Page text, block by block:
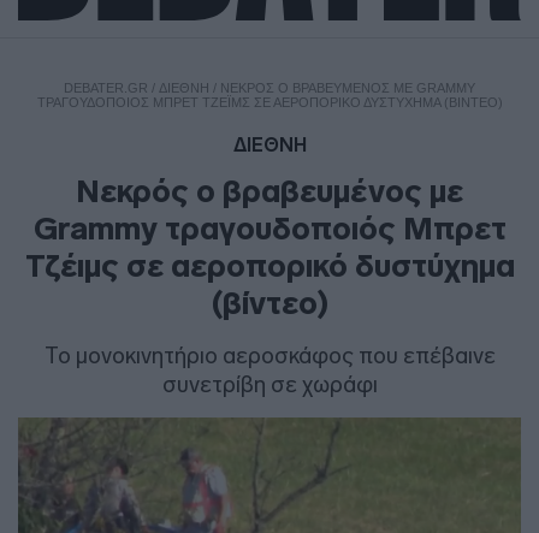
DEBATER.GR / ΔΙΕΘΝΗ / ΝΕΚΡΌΣ Ο ΒΡΑΒΕΥΜΈΝΟΣ ΜΕ GRAMMY
ΤΡΑΓΟΥΔΟΠΟΙΌΣ ΜΠΡΕΤ ΤΖΈΙΜΣ ΣΕ ΑΕΡΟΠΟΡΙΚΌ ΔΥΣΤΎΧΗΜΑ (ΒΊΝΤΕΟ)
ΔΙΕΘΝΗ
Νεκρός ο βραβευμένος με
Grammy τραγουδοποιός Μπρετ
Τζέιμς σε αεροπορικό δυστύχημα
(βίντεο)
Το μονοκινητήριο αεροσκάφος που επέβαινε
συνετρίβη σε χωράφι